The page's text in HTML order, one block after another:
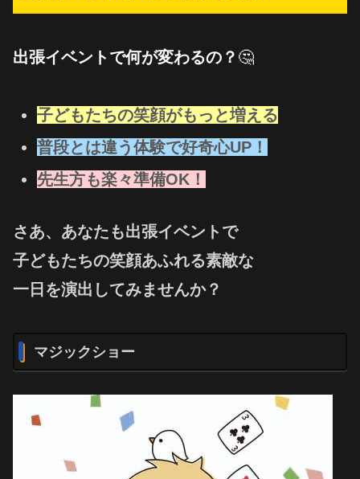
出張イベントで何が変わるの？ 🤔
子どもたちの笑顔がもっと増える
普段とは違う体験で好奇心UP！
先生方も楽々準備OK！
さあ、あなたも出張イベントで
子どもたちの笑顔あふれる素敵な
一日を演出してみませんか？
マジックショー